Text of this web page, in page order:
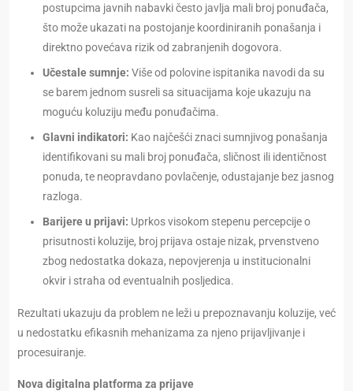
postupcima javnih nabavki često javlja mali broj ponuđača,
što može ukazati na postojanje koordiniranih ponašanja i
direktno povećava rizik od zabranjenih dogovora.
Učestale sumnje: Više od polovine ispitanika navodi da su
se barem jednom susreli sa situacijama koje ukazuju na
moguću koluziju među ponuđačima.
Glavni indikatori: Kao najčešći znaci sumnjivog ponašanja
identifikovani su mali broj ponuđača, sličnost ili identičnost
ponuda, te neopravdano povlačenje, odustajanje bez jasnog
razloga.
Barijere u prijavi: Uprkos visokom stepenu percepcije o
prisutnosti koluzije, broj prijava ostaje nizak, prvenstveno
zbog nedostatka dokaza, nepovjerenja u institucionalni
okvir i straha od eventualnih posljedica.
Rezultati ukazuju da problem ne leži u prepoznavanju koluzije, već
u nedostatku efikasnih mehanizama za njeno prijavljivanje i
procesuiranje.
Nova digitalna platforma za prijave